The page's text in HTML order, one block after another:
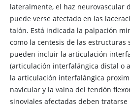
lateralmente, el haz neurovascular
puede verse afectado en las
talón. Está indicada la palpación
como la centesis de las estructuras
pueden incluir la articulación
(articulación interfalángica distal o
la articulación interfalángica
navicular y la vaina del tendón
sinoviales afectadas deben